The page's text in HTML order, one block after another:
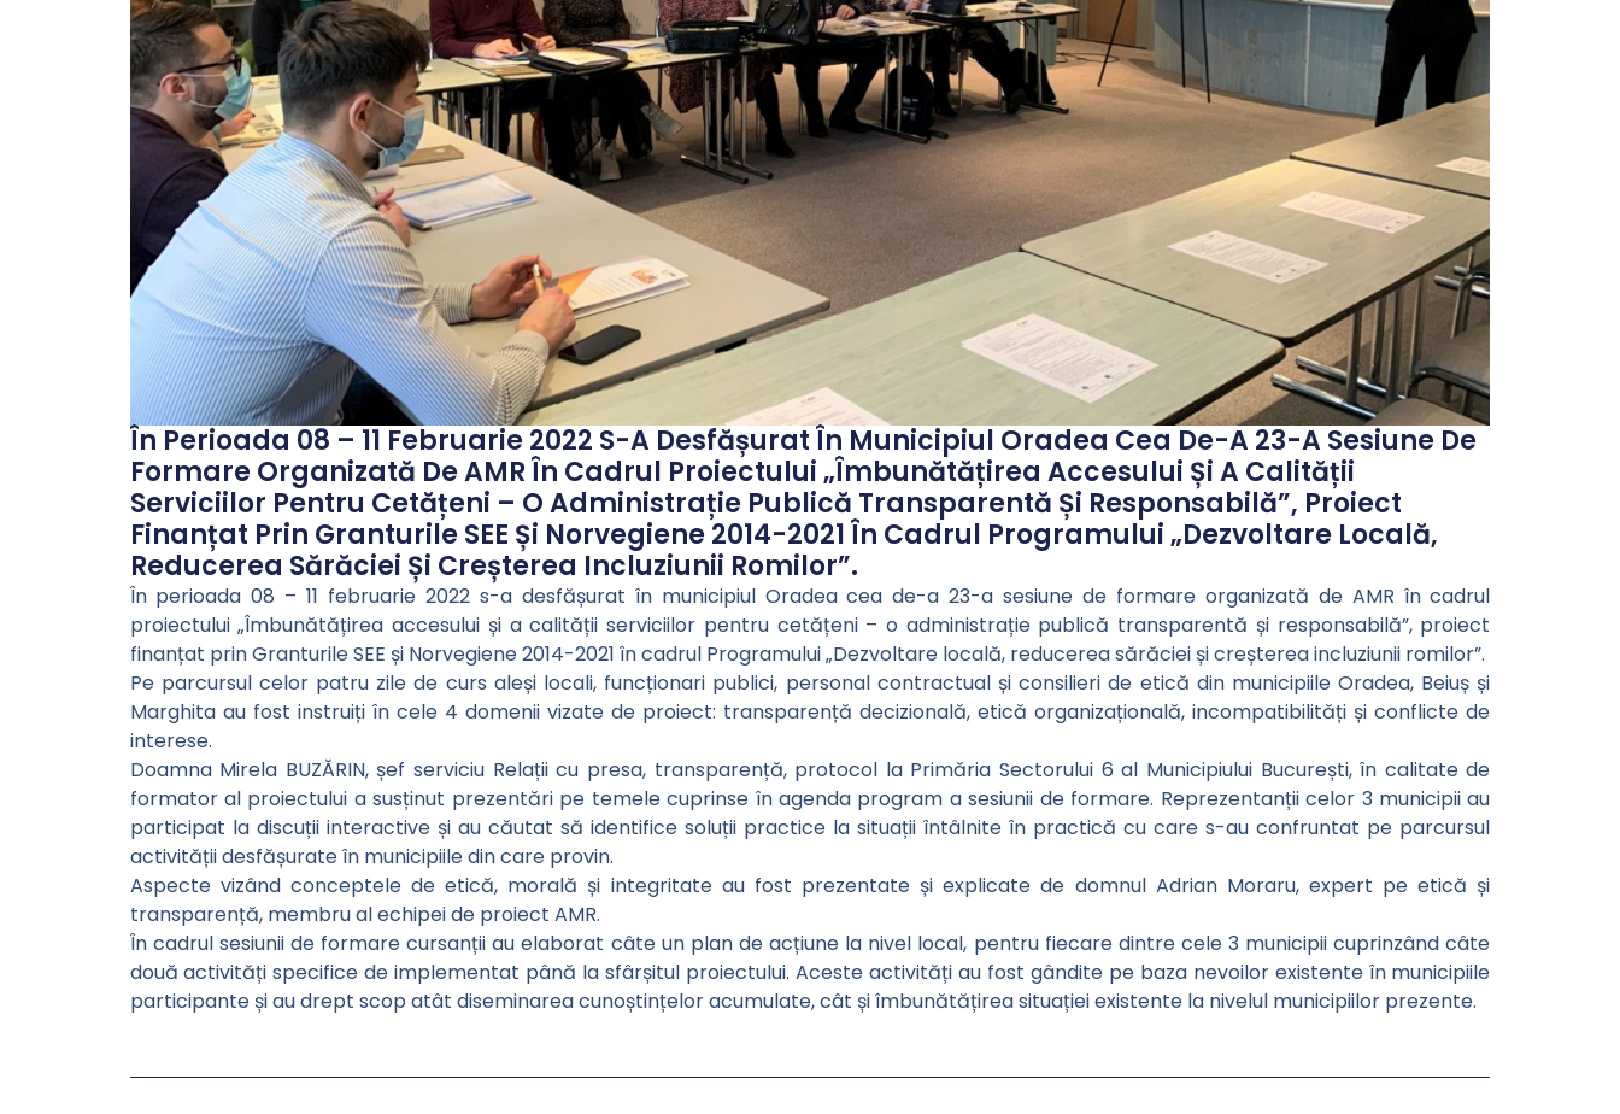
În Perioada 08 – 11 Februarie 2022 S-A Desfășurat În Municipiul Oradea Cea De-A 23-A Sesiune De
Formare Organizată De AMR În Cadrul Proiectului „Îmbunătățirea Accesului Și A Calității
Serviciilor Pentru Cetățeni – O Administrație Publică Transparentă Și Responsabilă”, Proiect
Finanțat Prin Granturile SEE Și Norvegiene 2014-2021 În Cadrul Programului „Dezvoltare Locală,
Reducerea Sărăciei Și Creșterea Incluziunii Romilor”.
În perioada 08 – 11 februarie 2022 s-a desfășurat în municipiul Oradea cea de-a 23-a sesiune de formare organizată de AMR în cadrul
proiectului „Îmbunătățirea accesului și a calității serviciilor pentru cetățeni – o administrație publică transparentă și responsabilă”, proiect
finanțat prin Granturile SEE și Norvegiene 2014-2021 în cadrul Programului „Dezvoltare locală, reducerea sărăciei și creșterea incluziunii romilor”.
Pe parcursul celor patru zile de curs aleși locali, funcționari publici, personal contractual și consilieri de etică din municipiile Oradea, Beiuș și
Marghita au fost instruiți în cele 4 domenii vizate de proiect: transparență decizională, etică organizațională, incompatibilități și conflicte de
interese.
Doamna Mirela BUZĂRIN, șef serviciu Relații cu presa, transparență, protocol la Primăria Sectorului 6 al Municipiului București, în calitate de
formator al proiectului a susținut prezentări pe temele cuprinse în agenda program a sesiunii de formare. Reprezentanții celor 3 municipii au
participat la discuții interactive și au căutat să identifice soluții practice la situații întâlnite în practică cu care s-au confruntat pe parcursul
activității desfășurate în municipiile din care provin.
Aspecte vizând conceptele de etică, morală și integritate au fost prezentate și explicate de domnul Adrian Moraru, expert pe etică și
transparență, membru al echipei de proiect AMR.
În cadrul sesiunii de formare cursanții au elaborat câte un plan de acțiune la nivel local, pentru fiecare dintre cele 3 municipii cuprinzând câte
două activități specifice de implementat până la sfârșitul proiectului. Aceste activități au fost gândite pe baza nevoilor existente în municipiile
participante și au drept scop atât diseminarea cunoștințelor acumulate, cât și îmbunătățirea situației existente la nivelul municipiilor prezente.